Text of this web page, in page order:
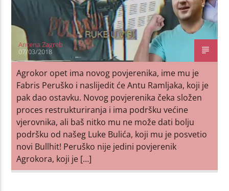
Antena Zagreb
07/03/2018
Agrokor opet ima novog povjerenika, ime mu je
Fabris Peruško i naslijedit će Antu Ramljaka, koji je
pak dao ostavku. Novog povjerenika čeka složen
proces restrukturiranja i ima podršku većine
vjerovnika, ali baš nitko mu ne može dati bolju
podršku od našeg Luke Bulića, koji mu je posvetio
novi Bullhit! Peruško nije jedini povjerenik
Agrokora, koji je […]